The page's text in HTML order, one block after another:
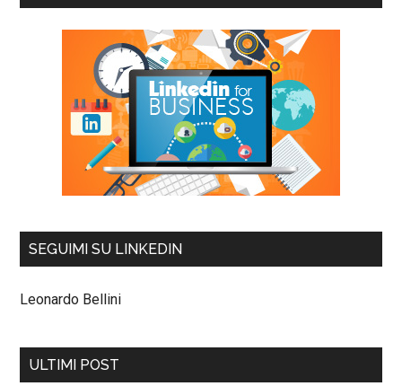
SEGUIMI SU LINKEDIN
Leonardo Bellini
ULTIMI POST